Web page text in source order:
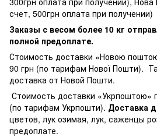
счет, 500грн оплата при получении)
Заказы с весом более 10 кг
полной предоплате.
Стоимость доставки «Новою
90 грн (по тарифам Нової Пошти).
доставка от Новой Пошти.
Стоимость доставки «Укрпоштою»
(по тарифам Укрпошти). Доставка
цветов, лук озимая, лук, саженцы
предоплате.